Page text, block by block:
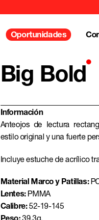
Oportunidades
Big Bold
Información
Anteojos de lectura
estilo original y una fuerte
Incluye estuche de acrílico
Material Marco y Patillas:
Lentes:PMMA
Calibre:52-19-145
Peso:39.3g.